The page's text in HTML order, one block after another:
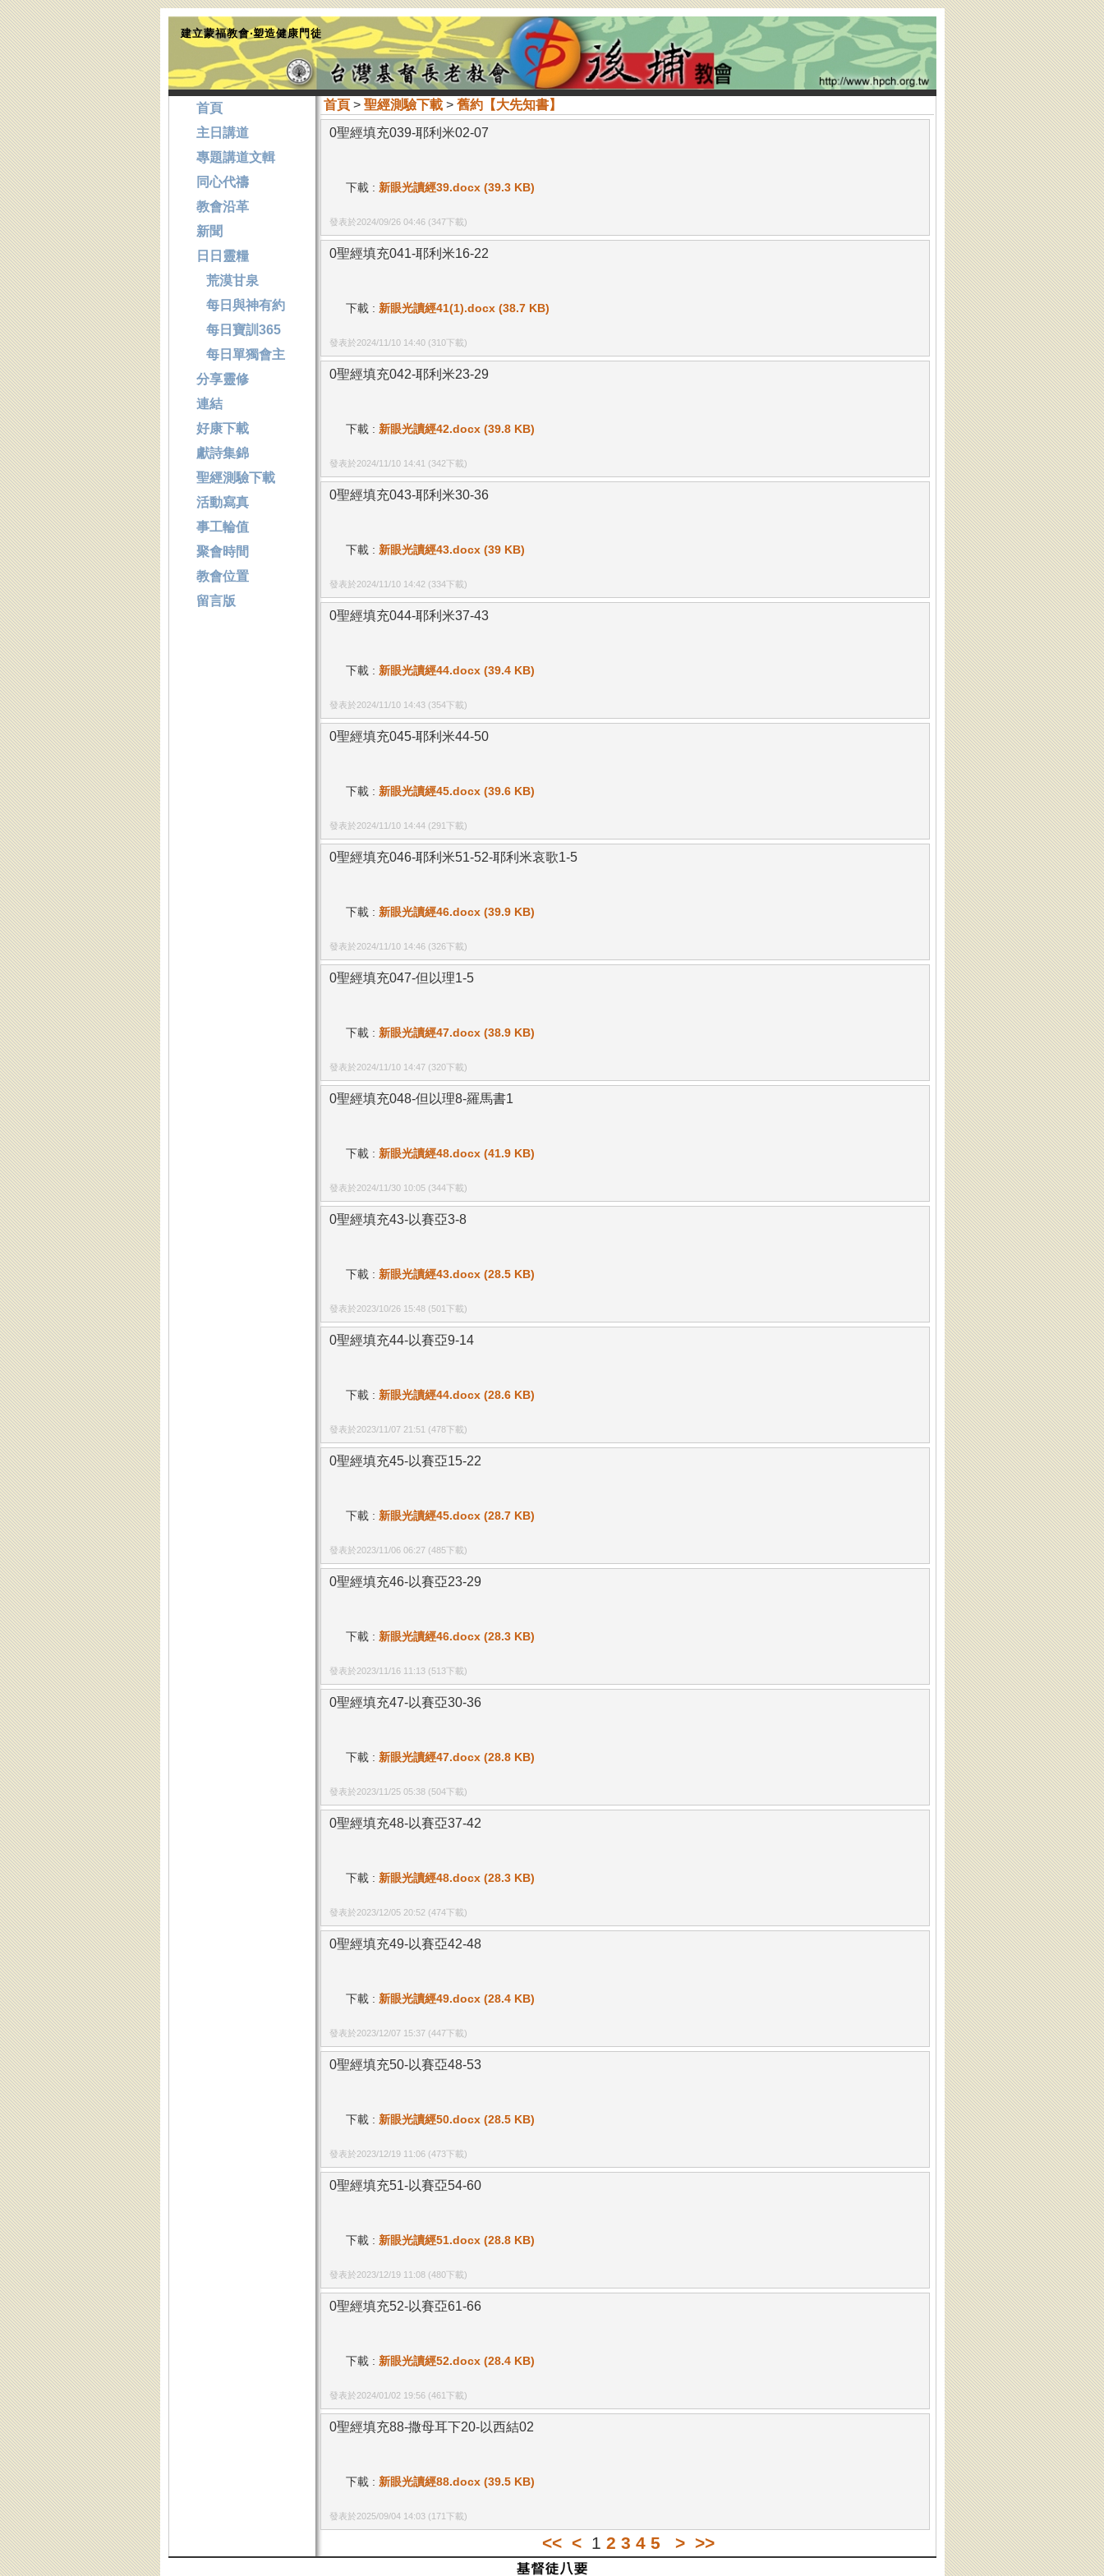
建立蒙福教會‧塑造健康門徒
首頁> 聖經測驗下載> 舊約【大先知書】
0聖經填充039-耶利米02-07
下載 : 新眼光讀經39.docx (39.3 KB)
發表於2024/09/26 04:46 (347下載)
0聖經填充041-耶利米16-22
下載 : 新眼光讀經41(1).docx (38.7 KB)
發表於2024/11/10 14:40 (310下載)
0聖經填充042-耶利米23-29
下載 : 新眼光讀經42.docx (39.8 KB)
發表於2024/11/10 14:41 (342下載)
0聖經填充043-耶利米30-36
下載 : 新眼光讀經43.docx (39 KB)
發表於2024/11/10 14:42 (334下載)
0聖經填充044-耶利米37-43
下載 : 新眼光讀經44.docx (39.4 KB)
發表於2024/11/10 14:43 (354下載)
0聖經填充045-耶利米44-50
下載 : 新眼光讀經45.docx (39.6 KB)
發表於2024/11/10 14:44 (291下載)
0聖經填充046-耶利米51-52-耶利米哀歌1-5
下載 : 新眼光讀經46.docx (39.9 KB)
發表於2024/11/10 14:46 (326下載)
0聖經填充047-但以理1-5
下載 : 新眼光讀經47.docx (38.9 KB)
發表於2024/11/10 14:47 (320下載)
0聖經填充048-但以理8-羅馬書1
下載 : 新眼光讀經48.docx (41.9 KB)
發表於2024/11/30 10:05 (344下載)
0聖經填充43-以賽亞3-8
下載 : 新眼光讀經43.docx (28.5 KB)
發表於2023/10/26 15:48 (501下載)
0聖經填充44-以賽亞9-14
下載 : 新眼光讀經44.docx (28.6 KB)
發表於2023/11/07 21:51 (478下載)
0聖經填充45-以賽亞15-22
下載 : 新眼光讀經45.docx (28.7 KB)
發表於2023/11/06 06:27 (485下載)
0聖經填充46-以賽亞23-29
下載 : 新眼光讀經46.docx (28.3 KB)
發表於2023/11/16 11:13 (513下載)
0聖經填充47-以賽亞30-36
下載 : 新眼光讀經47.docx (28.8 KB)
發表於2023/11/25 05:38 (504下載)
0聖經填充48-以賽亞37-42
下載 : 新眼光讀經48.docx (28.3 KB)
發表於2023/12/05 20:52 (474下載)
0聖經填充49-以賽亞42-48
下載 : 新眼光讀經49.docx (28.4 KB)
發表於2023/12/07 15:37 (447下載)
0聖經填充50-以賽亞48-53
下載 : 新眼光讀經50.docx (28.5 KB)
發表於2023/12/19 11:06 (473下載)
0聖經填充51-以賽亞54-60
下載 : 新眼光讀經51.docx (28.8 KB)
發表於2023/12/19 11:08 (480下載)
0聖經填充52-以賽亞61-66
下載 : 新眼光讀經52.docx (28.4 KB)
發表於2024/01/02 19:56 (461下載)
0聖經填充88-撒母耳下20-以西結02
下載 : 新眼光讀經88.docx (39.5 KB)
發表於2025/09/04 14:03 (171下載)
<< <1 2 3 4 5 > >>
首頁
主日講道
專題講道文輯
同心代禱
教會沿革
新聞
日日靈糧
荒漠甘泉
每日與神有約
每日寶訓365
每日單獨會主
分享靈修
連結
好康下載
獻詩集錦
聖經測驗下載
活動寫真
事工輪值
聚會時間
教會位置
留言版